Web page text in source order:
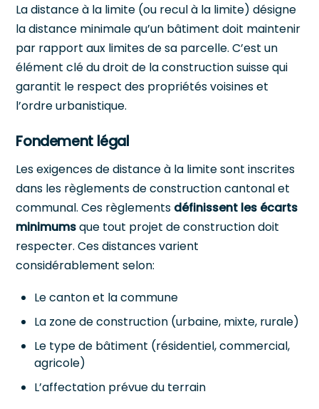
La distance à la limite (ou recul à la limite) désigne
la distance minimale qu’un bâtiment doit maintenir
par rapport aux limites de sa parcelle. C’est un
élément clé du droit de la construction suisse qui
garantit le respect des propriétés voisines et
l’ordre urbanistique.
Fondement légal
Les exigences de distance à la limite sont inscrites
dans les règlements de construction cantonal et
communal. Ces règlements définissent les écarts
minimumsque tout projet de construction doit
respecter. Ces distances varient
considérablement selon:
Le canton et la commune
La zone de construction (urbaine, mixte, rurale)
Le type de bâtiment (résidentiel, commercial,
agricole)
L’affectation prévue du terrain